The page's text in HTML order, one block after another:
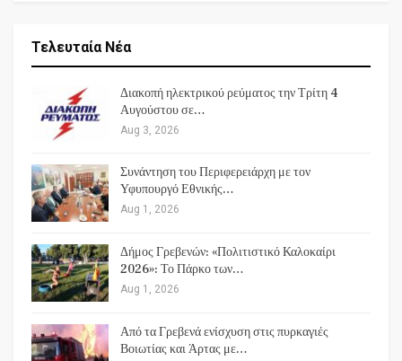
Τελευταία Νέα
Διακοπή ηλεκτρικού ρεύματος την Τρίτη 4
Αυγούστου σε…
Aug 3, 2026
Συνάντηση του Περιφερειάρχη με τον
Υφυπουργό Εθνικής…
Aug 1, 2026
Δήμος Γρεβενών: «Πολιτιστικό Καλοκαίρι
2026»: Το Πάρκο των…
Aug 1, 2026
Από τα Γρεβενά ενίσχυση στις πυρκαγιές
Βοιωτίας και Άρτας με…